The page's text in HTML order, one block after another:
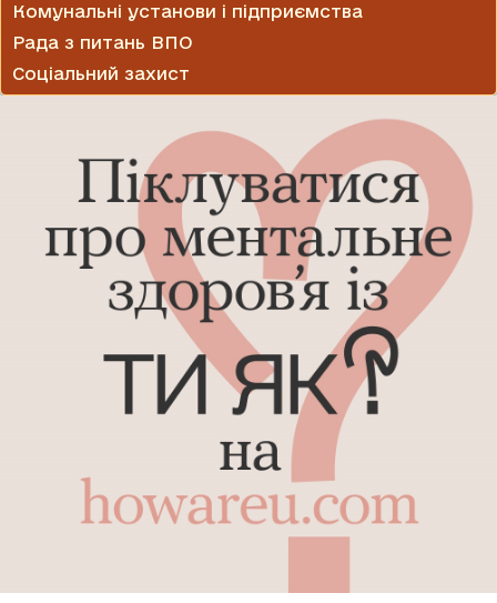
Комунальні установи і підприємства
Рада з питань ВПО
Соціальний захист